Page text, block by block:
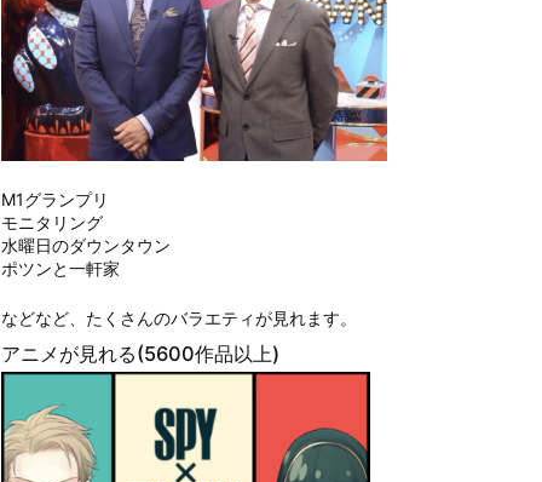
M1グランプリ
モニタリング
水曜日のダウンタウン
ポツンと一軒家
などなど、たくさんのバラエティが見れます。
アニメが見れる(5600作品以上)